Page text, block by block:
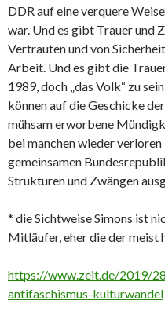
DDR auf eine verquere
war. Und es gibt Trauer und
Vertrauten und von
Arbeit. Und es gibt die
1989, doch „das Volk“ zu
können auf die Geschicke
mühsam erworbene
bei manchen wieder
gemeinsamen
Strukturen und Zwängen
* die Sichtweise Simons ist
Mitläufer, eher die der
https://www.zeit.de/2019/
antifaschismus-kulturwandel